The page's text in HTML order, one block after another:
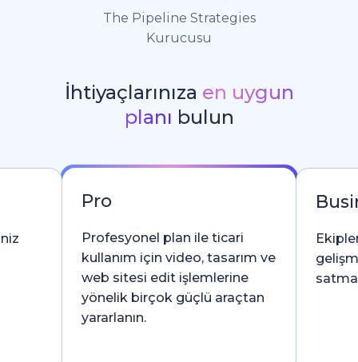
The Pipeline Strategies
Kurucusu
İhtiyaçlarınıza en uygun
planı bulun
Pro
Profesyonel plan ile ticari
kullanım için video, tasarım ve
web sitesi edit işlemlerine
yönelik birçok güçlü araçtan
yararlanın.
satma